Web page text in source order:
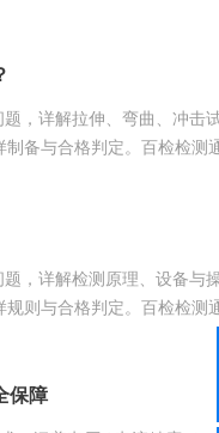
，详解拉伸、弯曲、冲击
备与合格判定。百检检测
，详解检测原理、设备与
则与合格判定。百检检测
保障